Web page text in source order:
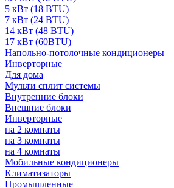
5 кВт (18 BTU)
7 кВт (24 BTU)
14 кВт (48 BTU)
17 кВт (60BTU)
Напольно-потолочные кондиционеры
Инверторные
Для дома
Мульти сплит системы
Внутренние блоки
Внешние блоки
Инверторные
на 2 комнаты
на 3 комнаты
на 4 комнаты
Мобильные кондиционеры
Климатизаторы
Промышленные